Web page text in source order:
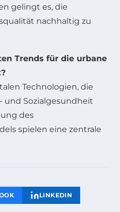
gelingt es, die
nachhaltig zu
Trends für die urbane
Technologien, die
und Sozialgesundheit
des
spielen eine zentrale
LINKEDIN